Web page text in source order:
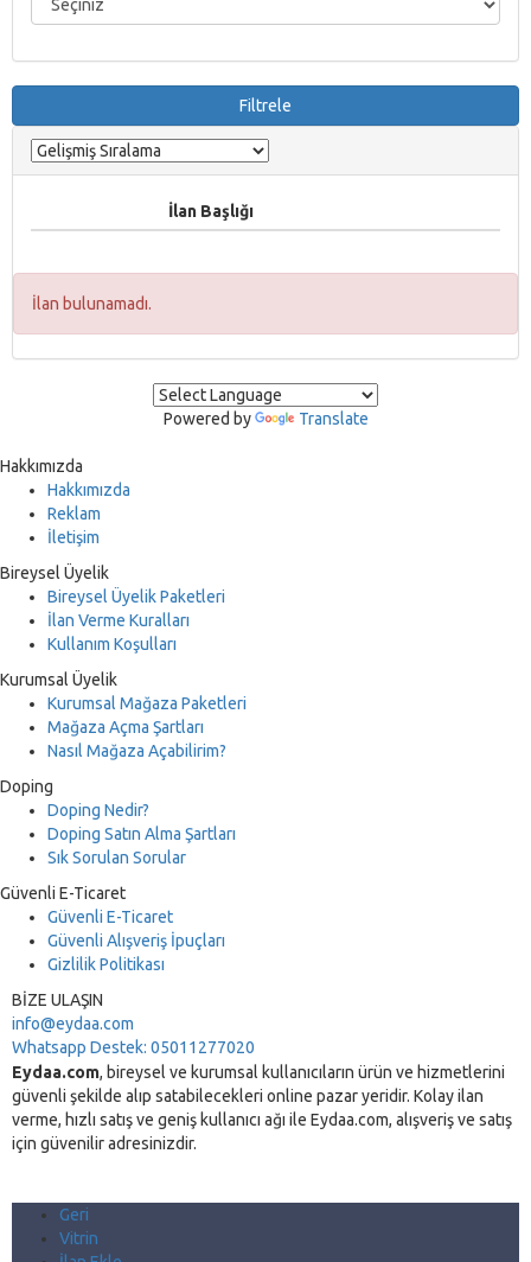
Filtrele
İlan Başlığı
İlan bulunamadı.
Powered by Translate
Hakkımızda
Hakkımızda
Reklam
İletişim
Bireysel Üyelik
Bireysel Üyelik Paketleri
İlan Verme Kuralları
Kullanım Koşulları
Kurumsal Üyelik
Kurumsal Mağaza Paketleri
Mağaza Açma Şartları
Nasıl Mağaza Açabilirim?
Doping
Doping Nedir?
Doping Satın Alma Şartları
Sık Sorulan Sorular
Güvenli E-Ticaret
Güvenli E-Ticaret
Güvenli Alışveriş İpuçları
Gizlilik Politikası
BİZE ULAŞIN
info@eydaa.com
Whatsapp Destek: 05011277020
Eydaa.com, bireysel ve kurumsal kullanıcıların ürün ve hizmetlerini
güvenli şekilde alıp satabilecekleri online pazar yeridir. Kolay ilan
verme, hızlı satış ve geniş kullanıcı ağı ile Eydaa.com, alışveriş ve satış
için güvenilir adresinizdir.
Geri
Vitrin